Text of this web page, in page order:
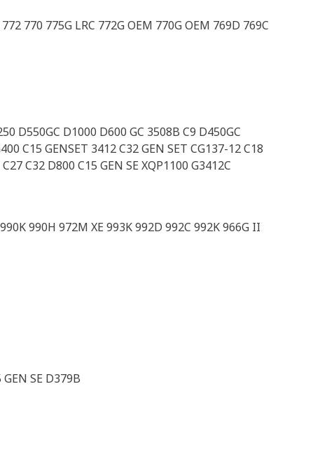
770 775G LRC 772G OEM 770G OEM 769D 769C
D550GC D1000 D600 GC 3508B C9 D450GC
C15 GENSET 3412 C32 GEN SET CG137-12 C18
C32 D800 C15 GEN SE XQP1100 G3412C
990H 972M XE 993K 992D 992C 992K 966G II
SE D379B